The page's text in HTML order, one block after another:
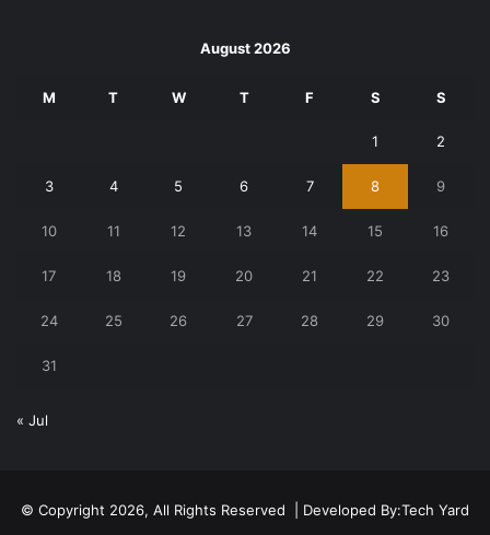
August 2026
M T W T F S S
1 2
3 4 5 6 7 8 9
10 11 12 13 14 15 16
17 18 19 20 21 22 23
24 25 26 27 28 29 30
31
« Jul
© Copyright 2026, All Rights Reserved | Developed By:Tech Yard